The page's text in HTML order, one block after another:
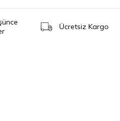
Ücretsiz Kargo